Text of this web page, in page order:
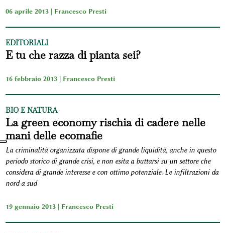
06 aprile 2013 | Francesco Presti
EDITORIALI
E tu che razza di pianta sei?
16 febbraio 2013 | Francesco Presti
BIO E NATURA
La green economy rischia di cadere nelle
mani delle ecomafie
La criminalità organizzata dispone di grande liquidità, anche in questo
periodo storico di grande crisi, e non esita a buttarsi su un settore che
considera di grande interesse e con ottimo potenziale. Le infiltrazioni da
nord a sud
19 gennaio 2013 | Francesco Presti